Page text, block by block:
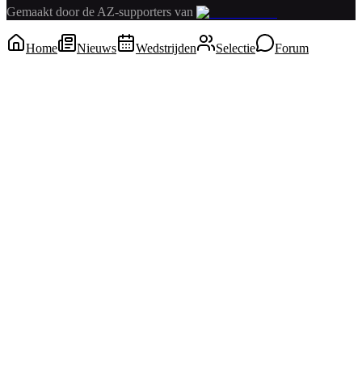
Gemaakt door de AZ-supporters van
Home Nieuws Wedstrijden Selectie Forum